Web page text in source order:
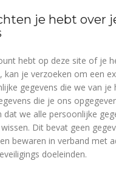
je hebt over
hebt op deze site of je
kan je verzoeken om een
gegevens die we van je
die je ons
dat we alle persoonlijke
Dit bevat geen
bewaren in verband met
doeleinden.